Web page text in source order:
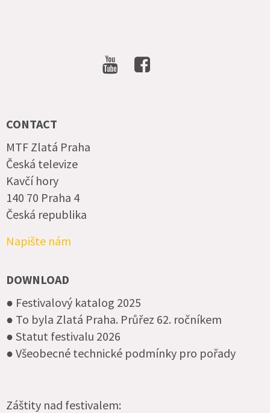
CONTACT
MTF Zlatá Praha
Česká televize
Kavčí hory
140 70 Praha 4
Česká republika
Napište nám
DOWNLOAD
● Festivalový katalog 2025
● To byla Zlatá Praha. Průřez 62. ročníkem
● Statut festivalu 2026
● Všeobecné technické podmínky pro pořady
Záštity nad festivalem: